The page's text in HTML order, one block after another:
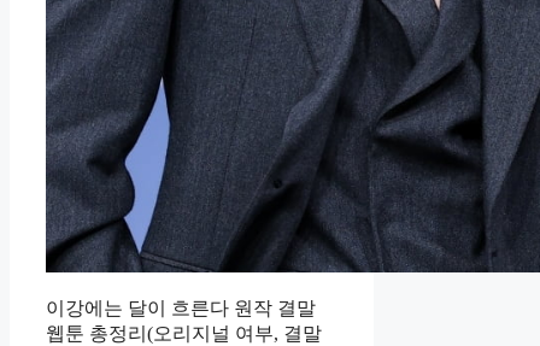
이강에는 달이 흐른다 원작 결말
웹툰 총정리(오리지널 여부, 결말